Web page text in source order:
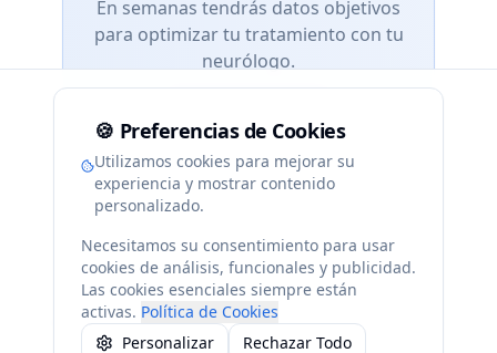
En semanas tendrás datos objetivos
para optimizar tu tratamiento con tu
neurólogo.
Información con fines educativos y de bienestar. No
sustituye el diagnóstico ni el tratamiento profesional.
🍪 Preferencias de Cookies
Utilizamos cookies para mejorar su
experiencia y mostrar contenido
personalizado.
Necesitamos su consentimiento para usar
cookies de análisis, funcionales y publicidad.
Las cookies esenciales siempre están
activas. Política de Cookies
Personalizar
Rechazar Todo